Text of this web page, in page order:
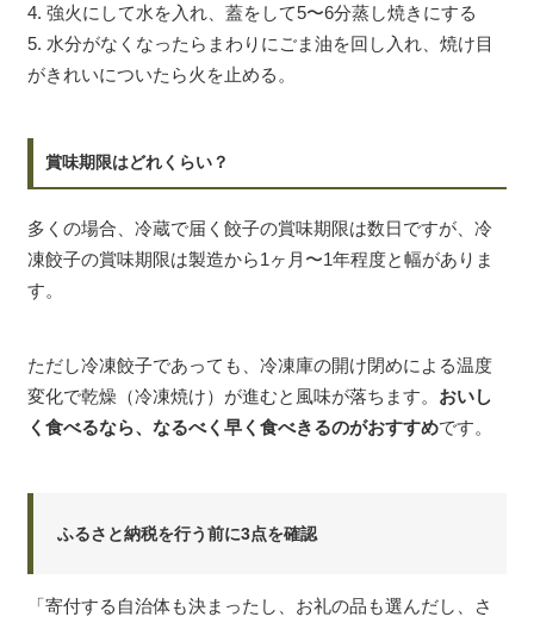
4. 強火にして水を入れ、蓋をして5〜6分蒸し焼きにする
5. 水分がなくなったらまわりにごま油を回し入れ、焼け目
がきれいについたら火を止める。
賞味期限はどれくらい？
多くの場合、冷蔵で届く餃子の賞味期限は数日ですが、冷
凍餃子の賞味期限は製造から1ヶ月〜1年程度と幅がありま
す。
ただし冷凍餃子であっても、冷凍庫の開け閉めによる温度
変化で乾燥（冷凍焼け）が進むと風味が落ちます。 おいし
く食べるなら、なるべく早く食べきるのがおすすめです。
ふるさと納税を行う前に3点を確認
「寄付する自治体も決まったし、お礼の品も選んだし、さ